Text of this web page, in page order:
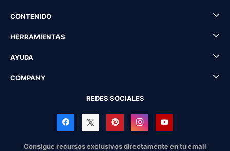
CONTENIDO
HERRAMIENTAS
AYUDA
COMPANY
REDES SOCIALES
Consigue recursos exclusivos directamente en tu email